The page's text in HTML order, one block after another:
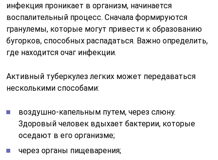
инфекция проникает в организм, начинается
воспалительный процесс. Сначала формируются
гранулемы, которые могут привести к образованию
бугорков, способных распадаться. Важно определить,
где находится очаг инфекции.
Активный туберкулез легких может передаваться
несколькими способами:
воздушно-капельным путем, через слюну.
Здоровый человек вдыхает бактерии, которые
оседают в его организме;
через органы пищеварения;